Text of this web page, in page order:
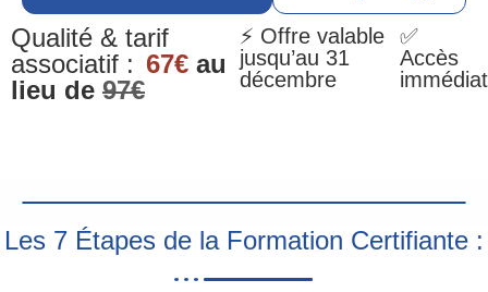
Qualité & tarif
associatif : 67€ au
lieu de 97€
⚡ Offre valable
jusqu’au 31
décembre
✅
Accès
immédiat
Les 7 Étapes de la Formation Certifiante :